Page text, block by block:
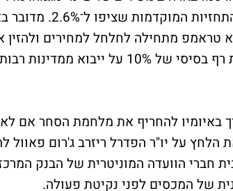
בקצב שנתי - גבוה
טראמפ מתחילה לחלחל למחירים ולהזין
על ייבוא ממדינות רבות.
באיומיו להחריף את מלחמת הסחר אם
חברי הוועדה המוניטרית של הבנק
של המכסים לפני נקיטת פעולה.